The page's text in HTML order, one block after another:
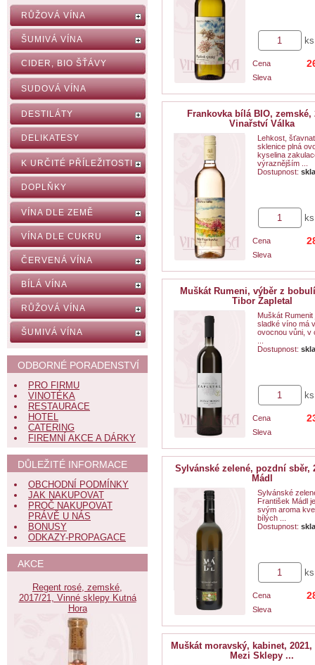
ks
Cena
Sleva
Frankovka bílá BIO, zemské,
Vinařství Válka
Lehkost,
sklenice plná
kyselina
výraznějším ...
Dostupnost:
ks
Cena
Sleva
Muškát Rumeni, výběr z
Tibor Zapletal
Muškát
sladké víno má
ovocnou vůni, v
...
Dostupnost:
ks
Cena
Sleva
Sylvánské zelené, pozdní sběr,
Mádl
Sylvánské
František Mádl
svým aroma
bílých ...
Dostupnost:
ks
Cena
Sleva
Muškát moravský, kabinet,
Mezi Sklepy ...
RŮŽOVÁ VÍNA
ŠUMIVÁ VÍNA
CIDER, BIO ŠŤÁVY
SUDOVÁ VÍNA
DESTILÁTY
DELIKATESY
K URČITÉ PŘÍLEŽITOSTI
DOPLŇKY
VÍNA DLE ZEMĚ
VÍNA DLE CUKRU
ČERVENÁ VÍNA
BÍLÁ VÍNA
RŮŽOVÁ VÍNA
ŠUMIVÁ VÍNA
ODBORNÉ PORADENSTVÍ
PRO FIRMU
VINOTÉKA
RESTAURACE
HOTEL
CATERING
FIREMNÍ AKCE A DÁRKY
DŮLEŽITÉ INFORMACE
OBCHODNÍ PODMÍNKY
JAK NAKUPOVAT
PROČ NAKUPOVAT
PRÁVĚ U NÁS
BONUSY
ODKAZY-PROPAGACE
AKCE
Regent rosé, zemské,
2017/21, Vinné sklepy Kutná
Hora